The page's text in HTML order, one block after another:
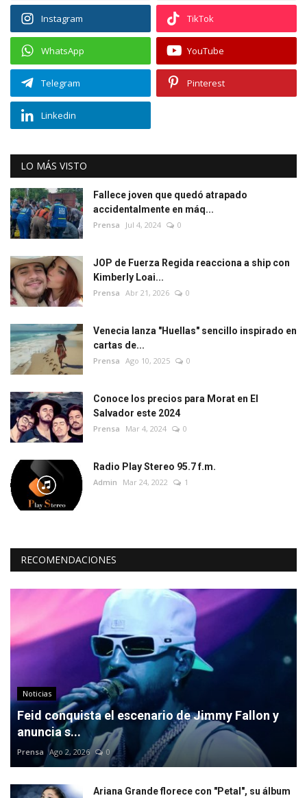
Instagram TikTok
WhatsApp YouTube
Telegram Pinterest
Linkedin
LO MÁS VISTO
Fallece joven que quedó atrapado
accidentalmente en máq...
Prensa Jul 4, 2024 0
JOP de Fuerza Regida reacciona a ship con
Kimberly Loai...
Prensa Abr 21, 2026 0
Venecia lanza "Huellas" sencillo inspirado en
cartas de...
Prensa Ago 10, 2025 0
Conoce los precios para Morat en El
Salvador este 2024
Prensa Mar 4, 2024 0
Radio Play Stereo 95.7 f.m.
Admin Mar 24, 2022 1
RECOMENDACIONES
Noticias
Feid conquista el escenario de Jimmy Fallon y
anuncia s...
Prensa Ago 2, 2026 0
Ariana Grande florece con "Petal", su álbum